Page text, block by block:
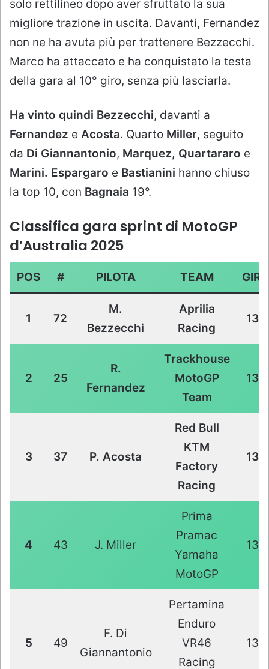
solo rettilineo dopo aver sfruttato la sua
migliore trazione in uscita. Davanti, Fernandez
non ne ha avuta più per trattenere Bezzecchi.
Marco ha attaccato e ha conquistato la testa
della gara al 10° giro, senza più lasciarla.
Ha vinto quindi Bezzecchi, davanti a
Fernandez e Acosta. Quarto Miller, seguito
da Di Giannantonio, Marquez, Quartararo e
Marini. Espargaro e Bastianini hanno chiuso
la top 10, con Bagnaia 19°.
Classifica gara sprint di MotoGP
d’Australia 2025
POS # PILOTA TEAM GIRI
1 72
M.
Bezzecchi
Aprilia
Racing
13
2 25
R.
Fernandez
Trackhouse
MotoGP
Team
13
3 37 P. Acosta
Red Bull
KTM
Factory
Racing
13
4 43 J. Miller
Prima
Pramac
Yamaha
MotoGP
13
5 49
F. Di
Giannantonio
Pertamina
Enduro
VR46
Racing
13